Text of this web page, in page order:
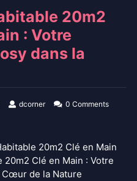
20m2
: Votre
dans la
dcorner
0 Comments
20m2 Clé en Main
20m2 Clé en Main : Votre
Cœur de la Nature